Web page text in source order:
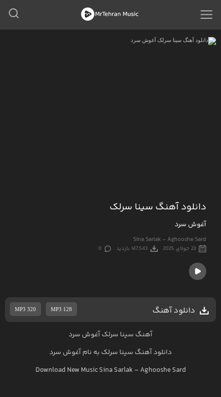
دانلود آهنگ سینا سرلک
آغوش سرد
Sina Sarlak - Aghooshe Sard
23 جولای 2025 147,543 بازدید 0
دانلود آهنگ MP3 320 MP3 128
آهنگ سینا سرلک آغوش سرد
دانلود آهنگ سینا سرلک به نامآغوش سرد
Download New MusicSina Sarlak– Aghooshe Sard